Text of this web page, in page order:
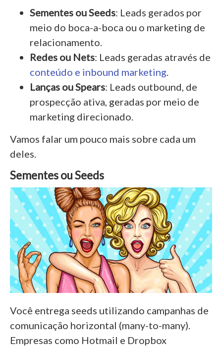
Sementes ou Seeds: Leads gerados por
meio do boca-a-boca ou o marketing de
relacionamento.
Redes ou Nets: Leads geradas através de
conteúdo e inbound marketing
Lanças ou Spears: Leads outbound, de
prospecção ativa, geradas por meio de
marketing direcionado.
Vamos falar um pouco mais sobre cada um
deles.
Sementes ou Seeds
Você entrega seeds utilizando campanhas de
comunicação horizontal (many-to-many).
Empresas como Hotmail e Dropbox